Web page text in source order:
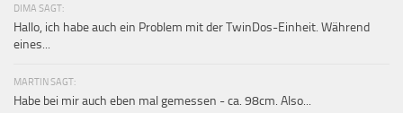
DIMA SAGT:
Hallo, ich habe auch ein Problem mit der TwinDos-Einheit. Während
eines...
MARTIN SAGT:
Habe bei mir auch eben mal gemessen - ca. 98cm. Also...